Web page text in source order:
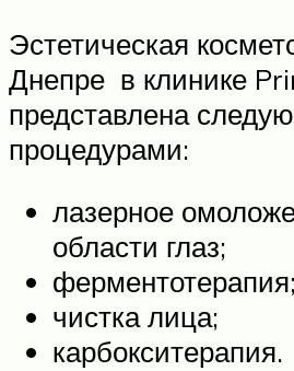
Эстетическая
Днепре в клинике
представлена
процедурами:
лазерное
области глаз;
ферментотерапия;
чистка лица;
карбокситерапия.